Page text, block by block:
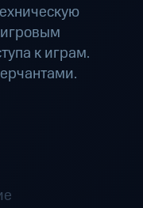
к играм.